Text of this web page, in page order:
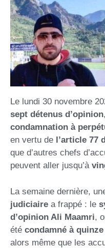
Le lundi 30 novembre
sept détenus d’opinion
condamnation à
en vertu de l’article 77
que d’autres chefs
peuvent aller jusqu’à
La semaine dernière,
judiciaire a frappé : le
d’opinion Ali Maamri,
été condamné à
alors même que les